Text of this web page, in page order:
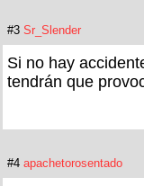
#3 Sr_Slender
Si no hay
tendrán que
#4 apachetorosentado